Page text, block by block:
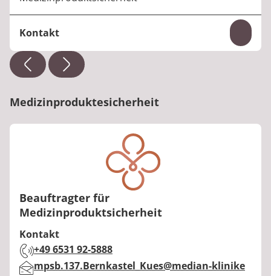
Kontakt
Telefon:+49 6531 92-4723
E-Mail:ruth.friedrich@median-kliniken.de
Medizinproduktesicherheit
Beauftragter für
Medizinproduktsicherheit
Kontakt
Telefon:
+49 6531 92-5888
E-Mail:mpsb.137.Bernkastel_Kues@median-klinike